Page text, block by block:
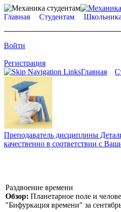
Главная Студентам
Войти
Регистрация
Главная
Преподаватель дисциплины
качественно в соответствии с
Раздвоение времени
Обзор: Планетарное поле и
"Бифуркация времени" за